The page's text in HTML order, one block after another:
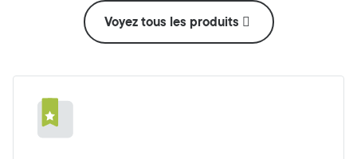
Voyez tous les produits